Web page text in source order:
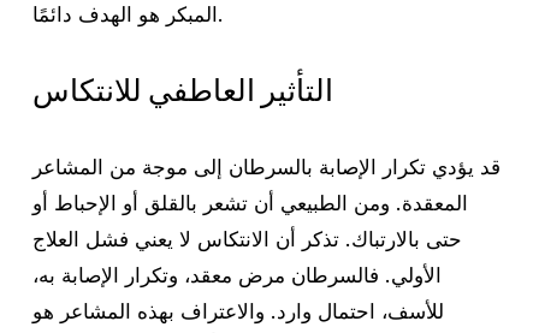
المبكر هو الهدف دائمًا.
التأثير العاطفي للانتكاس
قد يؤدي تكرار الإصابة بالسرطان إلى موجة من المشاعر
المعقدة. ومن الطبيعي أن تشعر بالقلق أو الإحباط أو
حتى بالارتباك. تذكر أن الانتكاس لا يعني فشل العلاج
الأولي. فالسرطان مرض معقد، وتكرار الإصابة به،
للأسف، احتمال وارد. والاعتراف بهذه المشاعر هو